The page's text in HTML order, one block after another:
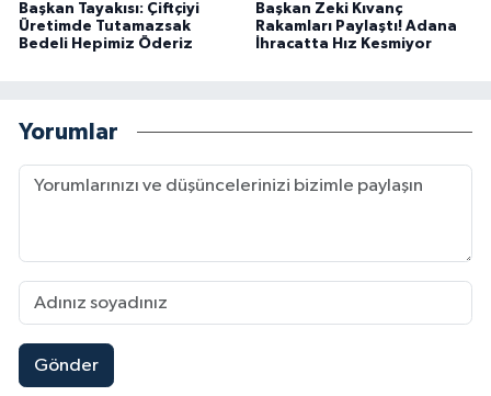
Başkan Tayakısı: Çiftçiyi
Üretimde Tutamazsak
Bedeli Hepimiz Öderiz
Başkan Zeki Kıvanç
Rakamları Paylaştı! Adana
İhracatta Hız Kesmiyor
Yorumlar
Gönder